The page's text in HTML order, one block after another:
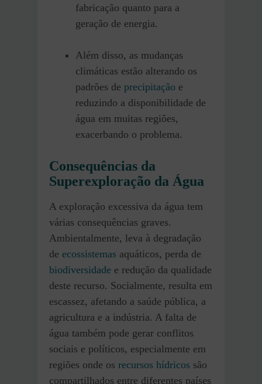
fabricação quanto para a
geração de energia.
Além disso, as mudanças
climáticas estão alterando os
padrões de precipitação e
reduzindo a disponibilidade de
água em muitas regiões,
exacerbando o problema.
Consequências da
Superexploração da Água
A exploração excessiva da água tem
várias consequências graves.
Ambientalmente, leva à degradação
de ecossistemas aquáticos, perda de
biodiversidade e redução da qualidade
deste recurso. Socialmente, resulta em
escassez, afetando a saúde pública, a
agricultura e a indústria. A falta de
água também pode gerar conflitos
sociais e políticos, especialmente em
regiões onde os recursos hídricos são
compartilhados entre diferentes países